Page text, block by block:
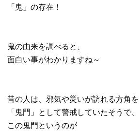
「鬼」の存在！
鬼の由来を調べると、
面白い事がわかりますね～
昔の人は、邪気や災いが訪れる方角を
「鬼門」として警戒していたそうで、
この鬼門というのが